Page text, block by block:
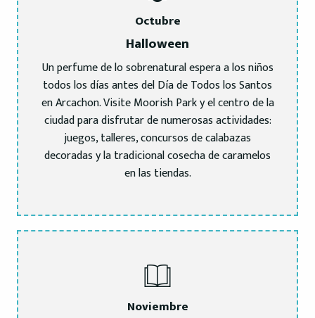
Octubre
Halloween
Un perfume de lo sobrenatural espera a los niños
todos los días antes del Día de Todos los Santos
en Arcachon. Visite Moorish Park y el centro de la
ciudad para disfrutar de numerosas actividades:
juegos, talleres, concursos de calabazas
decoradas y la tradicional cosecha de caramelos
en las tiendas.
Noviembre